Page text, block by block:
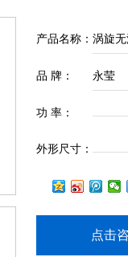
产品名称： 涡旋
品 牌： 永莹
功 率：
外形尺寸：
点击